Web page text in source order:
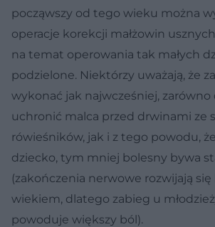
począwszy od tego wieku można
operacje korekcji małżowin
na temat operowania tak małych
podzielone. Niektórzy uważają, że
wykonać jak najwcześniej, zarówno
uchronić malca przed drwinami ze
rówieśników, jak i z tego powodu,
dziecko, tym mniej bolesny bywa
(zakończenia nerwowe rozwijają
wiekiem, dlatego zabieg u
powoduje większy ból).